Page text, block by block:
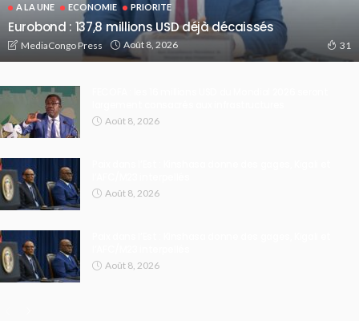
A LA UNE ECONOMIE PRIORITE
Eurobond : 137,8 millions USD déjà décaissés
MediaCongo Press Août 8, 2026 31
Août 8, 2026
Août 8, 2026
Août 8, 2026